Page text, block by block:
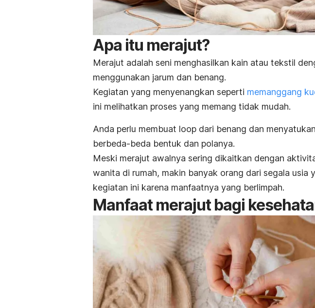
Apa itu merajut?
Merajut adalah seni menghasilkan kain atau tekstil
menggunakan jarum dan benang.
Kegiatan yang menyenangkan seperti memanggang
ini melihatkan proses yang memang tidak mudah.
Anda perlu membuat loop dari benang dan
berbeda-beda bentuk dan polanya.
Meski merajut awalnya sering dikaitkan dengan
wanita di rumah, makin banyak orang dari segala usia
kegiatan ini karena manfaatnya yang berlimpah.
Manfaat merajut bagi